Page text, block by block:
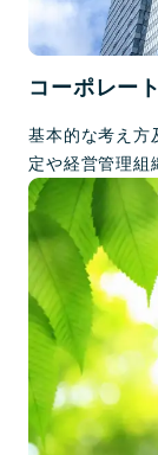
コーポレー
基本的な考え方
定や経営管理組